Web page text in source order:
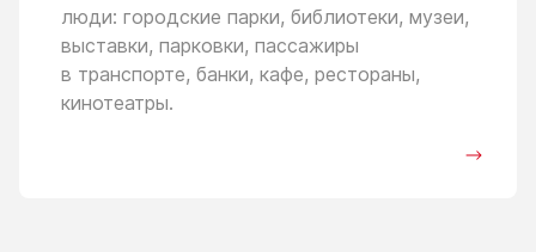
люди: городские парки, библиотеки, музеи,
выставки, парковки, пассажиры
в транспорте, банки, кафе, рестораны,
кинотеатры.